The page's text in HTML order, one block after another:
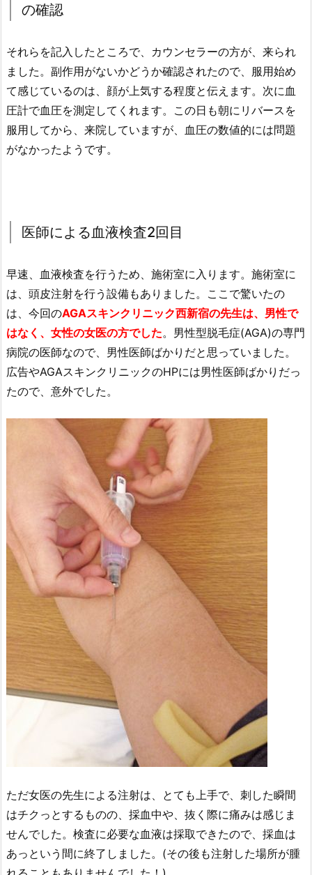
の確認
それらを記入したところで、カウンセラーの方が、来られ
ました。副作用がないかどうか確認されたので、服用始め
て感じているのは、顔が上気する程度と伝えます。次に血
圧計で血圧を測定してくれます。この日も朝にリバースを
服用してから、来院していますが、血圧の数値的には問題
がなかったようです。
医師による血液検査2回目
早速、血液検査を行うため、施術室に入ります。施術室に
は、頭皮注射を行う設備もありました。ここで驚いたの
は、今回のAGAスキンクリニック西新宿の先生は、男性で
はなく、女性の女医の方でした。男性型脱毛症(AGA)の専門
病院の医師なので、男性医師ばかりだと思っていました。
広告やAGAスキンクリニックのHPには男性医師ばかりだっ
たので、意外でした。
ただ女医の先生による注射は、とても上手で、刺した瞬間
はチクっとするものの、採血中や、抜く際に痛みは感じま
せんでした。検査に必要な血液は採取できたので、採血は
あっという間に終了しました。(その後も注射した場所が腫